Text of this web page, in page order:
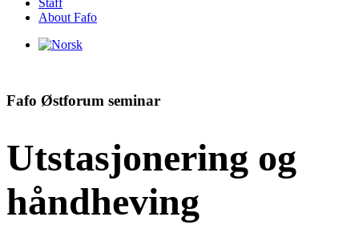
Staff
About Fafo
Fafo Østforum seminar
Utstasjonering og
håndheving